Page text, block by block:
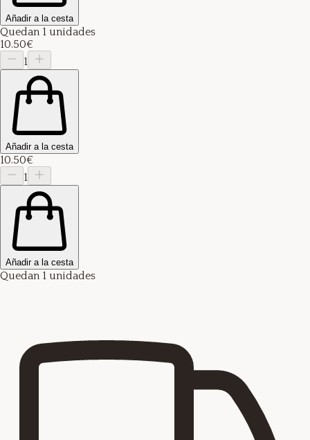
Añadir a la cesta
Quedan 1 unidades
10.50€
1
Añadir a la cesta
10.50€
1
Añadir a la cesta
Quedan 1 unidades